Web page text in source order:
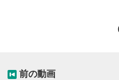
前の動画